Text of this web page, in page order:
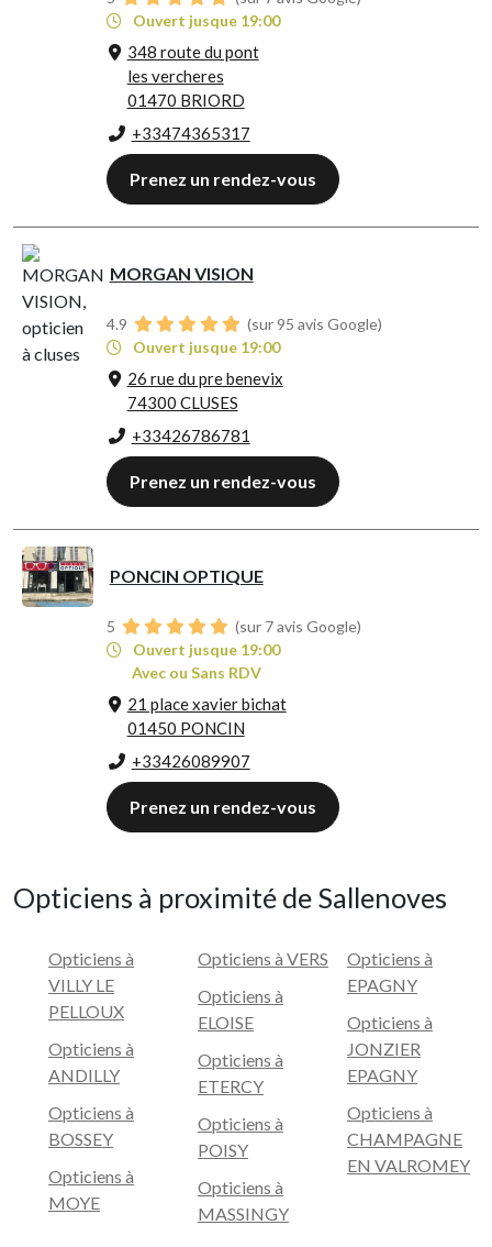
Ouvert jusque 19:00
348 route du pont
les vercheres
01470 BRIORD
+33474365317
Prenez un rendez-vous
MORGAN VISION
4.9
(sur 95 avis Google)
Ouvert jusque 19:00
26 rue du pre benevix
74300 CLUSES
+33426786781
Prenez un rendez-vous
PONCIN OPTIQUE
5
(sur 7 avis Google)
Ouvert jusque 19:00
Avec ou Sans RDV
21 place xavier bichat
01450 PONCIN
+33426089907
Prenez un rendez-vous
Opticiens à proximité de Sallenoves
Opticiens à
VILLY LE
PELLOUX
Opticiens à
ANDILLY
Opticiens à
BOSSEY
Opticiens à
MOYE
Opticiens à VERS
Opticiens à
ELOISE
Opticiens à
ETERCY
Opticiens à
POISY
Opticiens à
MASSINGY
Opticiens à
EPAGNY
Opticiens à
JONZIER
EPAGNY
Opticiens à
CHAMPAGNE
EN VALROMEY